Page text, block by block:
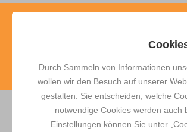
Skyline
Bowling
Detmold
Durch Sammeln von Informationen
wollen wir den Besuch auf unserer
gestalten. Sie entscheiden, welche
notwendige Cookies werden auch
Einstellungen können Sie unter